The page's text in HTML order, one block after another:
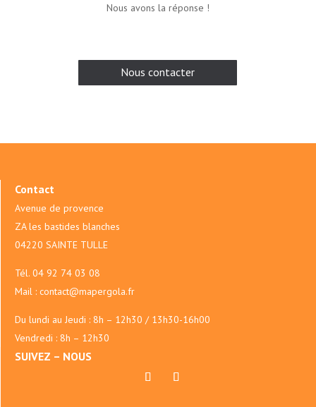
Nous avons la réponse !
Nous contacter
Contact
Avenue de provence
ZA les bastides blanches
04220 SAINTE TULLE
Tél. 04 92 74 03 08
Mail : contact@mapergola.fr
Du lundi au Jeudi : 8h – 12h30 / 13h30-16h00
Vendredi : 8h – 12h30
SUIVEZ – NOUS